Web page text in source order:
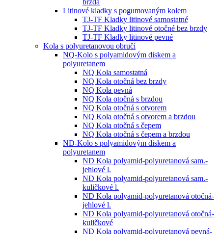
brzda
Litinové kladky s pogumovaným kolem
TJ-TF Kladky litinové samostatné
TJ-TF Kladky litinové otočné bez brzdy
TJ-TF Kladky litinové pevné
Kola s polyuretanovou obručí
NQ-Kolo s polyamidovým diskem a
polyuretanem
NQ Kola samostatná
NQ Kola otočná bez brzdy
NQ Kola pevná
NQ Kola otočná s brzdou
NQ Kola otočná s otvorem
NQ Kola otočná s otvorem a brzdou
NQ Kola otočná s čepem
NQ Kola otočná s čepem a brzdou
ND-Kolo s polyamidovým diskem a
polyuretanem
ND Kola polyamid-polyuretanová sam.-
jehlové l.
ND Kola polyamid-polyuretanová sam.-
kuličkové l.
ND Kola polyamid-polyuretanová otočná-
jehlové l.
ND Kola polyamid-polyuretanová otočná-
kuličkové
ND Kola polyamid-polyuretanová pevná-